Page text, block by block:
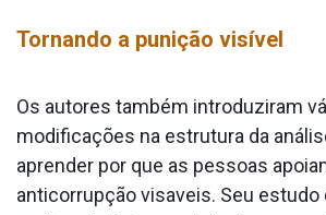
Tornando a punição visível
Os autores também introduziram
modificações na estrutura da
aprender por que as pessoas
anticorrupção visa­veis. Seu